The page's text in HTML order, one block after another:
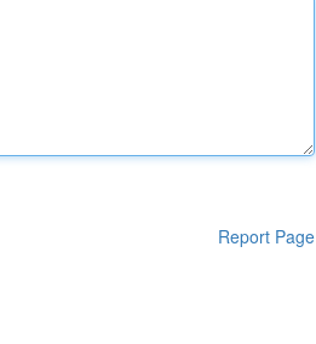
Report Page